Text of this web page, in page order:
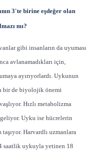
3'te birine eşdeğer olan
mı?
gibi insanların da uyuması
avlanamadıkları için,
ayırıyorlardı. Uykunun
bir de biyolojik önemi
Hızlı metabolizma
geliyor. Uyku ise hücrelerin
Harvardlı uzmanlara
saatlik uykuyla yetinen 18